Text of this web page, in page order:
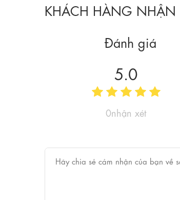
KHÁCH HÀNG NHẬN
Đánh giá
5.0
0nhận xét